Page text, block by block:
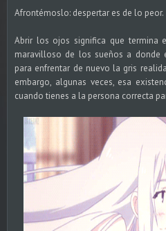
Afrontémoslo: despertar es de lo peor.
Abrir los ojos significa que termina
maravilloso de los sueños a donde
para enfrentar de nuevo la gris
embargo, algunas veces, esa
cuando tienes a la persona correcta